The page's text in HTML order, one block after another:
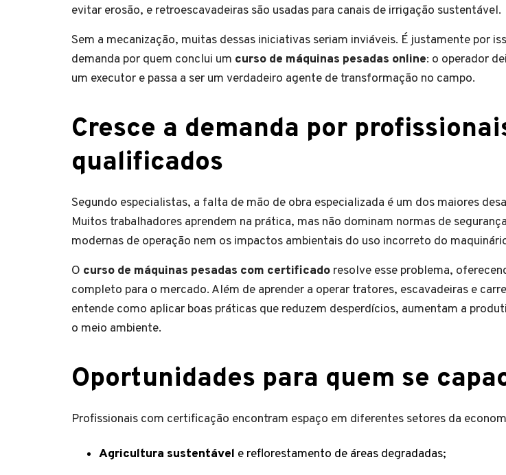
evitar erosão, e retroescavadeiras são usadas para canais de irrigação sustentável.
Sem a mecanização, muitas dessas iniciativas seriam inviáveis. É justamente por
demanda por quem conclui um curso de máquinas pesadas online: o operador
um executor e passa a ser um verdadeiro agente de transformação no campo.
Cresce a demanda por
qualificados
Segundo especialistas, a falta de mão de obra especializada é um dos maiores
Muitos trabalhadores aprendem na prática, mas não dominam normas de
modernas de operação nem os impactos ambientais do uso incorreto do
O curso de máquinas pesadas com certificado resolve esse problema,
completo para o mercado. Além de aprender a operar tratores, escavadeiras e
entende como aplicar boas práticas que reduzem desperdícios, aumentam a
o meio ambiente.
Oportunidades para quem se
Profissionais com certificação encontram espaço em diferentes setores da
Agricultura sustentável e reflorestamento de áreas degradadas;